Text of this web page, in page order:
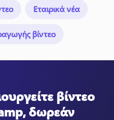
Εταιρικά νέα
βίντεο
βίντεο
δωρεάν